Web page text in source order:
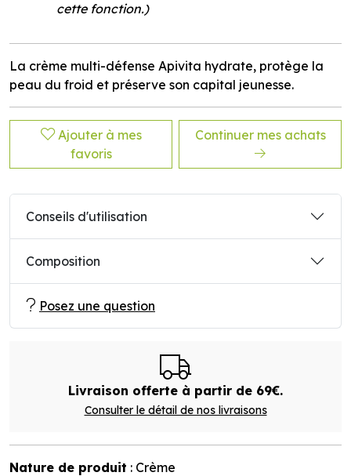
cette fonction.)
La crème multi-défense Apivita hydrate, protège la
peau du froid et préserve son capital jeunesse.
Ajouter à mes
favoris
Continuer mes achats
Conseils d'utilisation
Composition
Posez une question
Livraison offerte à partir de 69€.
Consulter le détail de nos livraisons
Nature de produit : Crème